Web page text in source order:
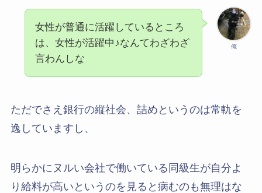
俺
女性が普通に活躍しているところ
は、女性が活躍中♪なんてわざわざ
言わんしな
ただでさえ銀行の縦社会、詰めというのは常軌を
逸していますし、
明らかにヌルい会社で働いている同級生が自分よ
り給料が高いというのを見ると病むのも無理はな